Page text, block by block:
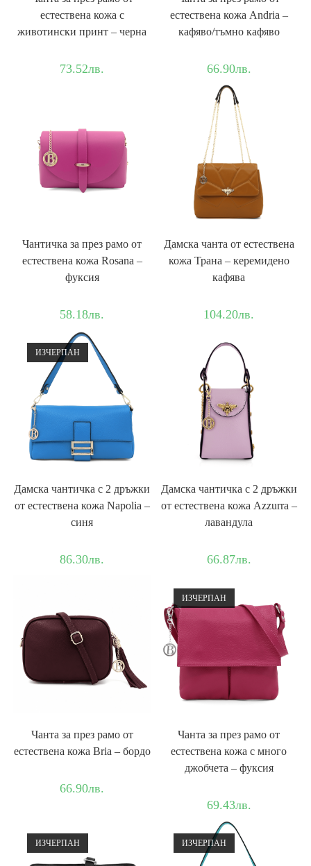
естествена кожа с
животински принт – черна
73.52лв.
естествена кожа Andria –
кафяво/тъмно кафяво
66.90лв.
Чантичка за през рамо от
естествена кожа Rosana –
фуксия
58.18лв.
Дамска чанта от естествена
кожа Трана – керемидено
кафява
104.20лв.
ИЗЧЕРПАН
Дамска чантичка с 2 дръжки
от естествена кожа Napolia –
синя
86.30лв.
Дамска чантичка с 2 дръжки
от естествена кожа Azzurra –
лавандула
66.87лв.
Чанта за през рамо от
естествена кожа Bria – бордо
66.90лв.
ИЗЧЕРПАН
Чанта за през рамо от
естествена кожа с много
джобчета – фуксия
69.43лв.
ИЗЧЕРПАН ИЗЧЕРПАН